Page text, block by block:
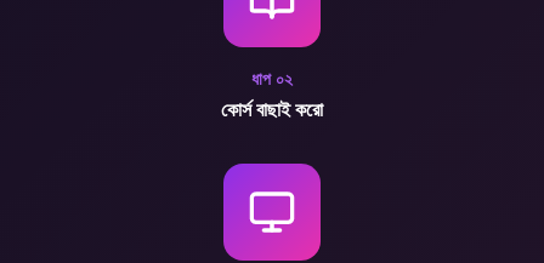
ধাপ ০২
কোর্স বাছাই করো